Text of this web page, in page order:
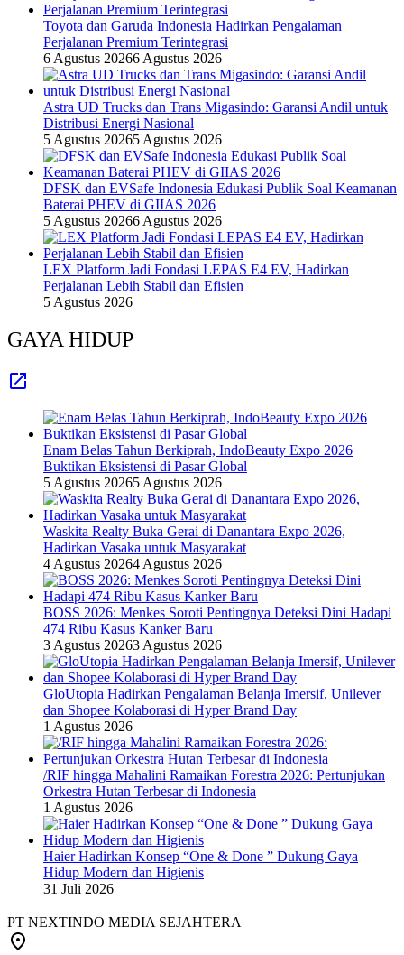
Toyota dan Garuda Indonesia Hadirkan Pengalaman
Perjalanan Premium Terintegrasi
6 Agustus 20266 Agustus 2026
Astra UD Trucks dan Trans Migasindo: Garansi Andil untuk
Distribusi Energi Nasional
5 Agustus 20265 Agustus 2026
DFSK dan EVSafe Indonesia Edukasi Publik Soal Keamanan
Baterai PHEV di GIIAS 2026
5 Agustus 20266 Agustus 2026
LEX Platform Jadi Fondasi LEPAS E4 EV, Hadirkan
Perjalanan Lebih Stabil dan Efisien
5 Agustus 2026
GAYA HIDUP
Enam Belas Tahun Berkiprah, IndoBeauty Expo 2026
Buktikan Eksistensi di Pasar Global
5 Agustus 20265 Agustus 2026
Waskita Realty Buka Gerai di Danantara Expo 2026,
Hadirkan Vasaka untuk Masyarakat
4 Agustus 20264 Agustus 2026
BOSS 2026: Menkes Soroti Pentingnya Deteksi Dini Hadapi
474 Ribu Kasus Kanker Baru
3 Agustus 20263 Agustus 2026
GloUtopia Hadirkan Pengalaman Belanja Imersif, Unilever
dan Shopee Kolaborasi di Hyper Brand Day
1 Agustus 2026
/RIF hingga Mahalini Ramaikan Forestra 2026: Pertunjukan
Orkestra Hutan Terbesar di Indonesia
1 Agustus 2026
Haier Hadirkan Konsep “One & Done ” Dukung Gaya
Hidup Modern dan Higienis
31 Juli 2026
PT NEXTINDO MEDIA SEJAHTERA